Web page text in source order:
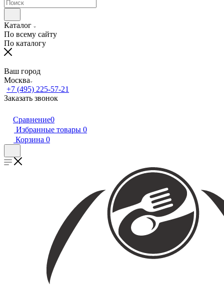
Каталог
По всему сайту
По каталогу
Ваш город
Москва
+7 (495) 225-57-21
Заказать звонок
Сравнение0
Избранные товары 0
Корзина 0